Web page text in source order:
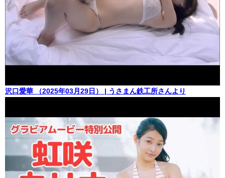
沢口愛華 （2025年03月29日） | うさまん鉄工所さんより